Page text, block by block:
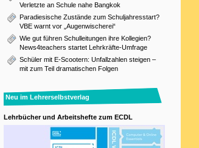
Verletzte an Schule nahe Bangkok
Paradiesische Zustände zum Schuljahresstart?
VBE warnt vor „Augenwischerei“
Wie gut führen Schulleitungen ihre Kollegien?
News4teachers startet Lehrkräfte-Umfrage
Schüler mit E-Scootern: Unfallzahlen steigen –
mit zum Teil dramatischen Folgen
Neu im Lehrerselbstverlag
Lehrbücher und Arbeitshefte zum ECDL